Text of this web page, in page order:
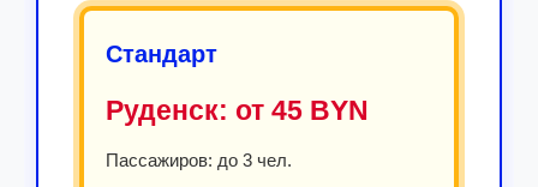
Стандарт
Руденск: от 45 BYN
Пассажиров: до 3 чел.